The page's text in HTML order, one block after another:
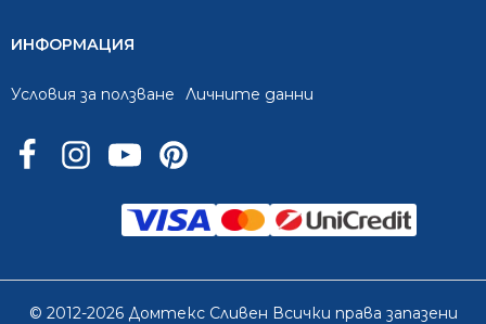
ИНФОРМАЦИЯ
Условия за ползване Личните данни
© 2012-2026 Домтекс Сливен Всички права запазени